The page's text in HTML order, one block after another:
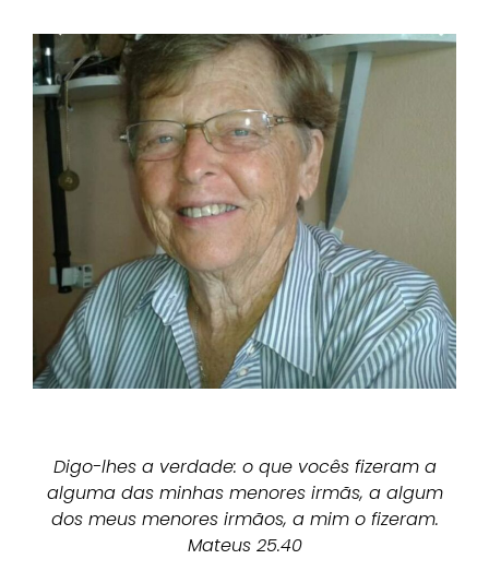
Digo-lhes a verdade: o que vocês fizeram a
alguma das minhas menores irmãs, a algum
dos meus menores irmãos, a mim o fizeram.
Mateus 25.40